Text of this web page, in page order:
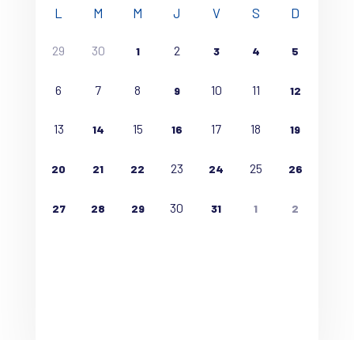
L M M J V S D
29 30 1 2 3 4 5
6 7 8 9 10 11 12
13 14 15 16 17 18 19
20 21 22 23 24 25 26
27 28 29 30 31 1 2